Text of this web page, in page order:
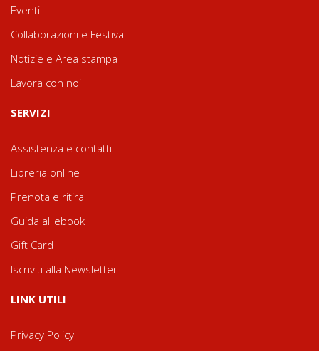
Eventi
Collaborazioni e Festival
Notizie e Area stampa
Lavora con noi
SERVIZI
Assistenza e contatti
Libreria online
Prenota e ritira
Guida all'ebook
Gift Card
Iscriviti alla Newsletter
LINK UTILI
Privacy Policy